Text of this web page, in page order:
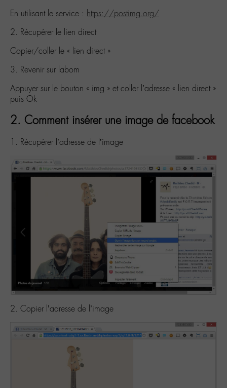
En utilisant le service : https://postimg.org/
2. Récupérer le lien direct
Copier/coller le « lien direct »
3. Revenir sur labom
Appuyer sur le bouton « img » et coller l’adresse « lien direct »
puis Ok
2. Comment insérer une image de facebook
1. Récupérer l’adresse de l’image
2. Copier l’adresse de l’image